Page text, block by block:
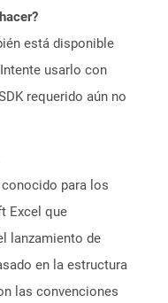
está disponible
usarlo con
requerido aún no
para los
Excel que
lanzamiento de
en la estructura
las convenciones